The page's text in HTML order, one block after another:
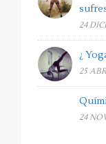
24
¿
25
24